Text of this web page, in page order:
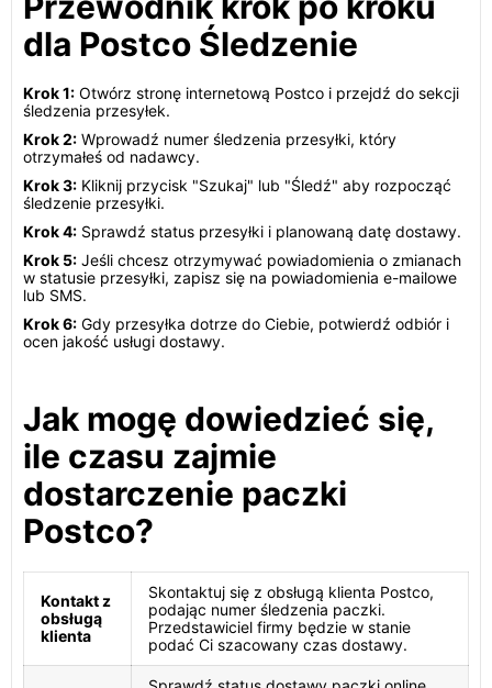
dla Postco Śledzenie
Krok 1: Otwórz stronę internetową Postco i przejdź do sekcji
śledzenia przesyłek.
Krok 2: Wprowadź numer śledzenia przesyłki, który
otrzymałeś od nadawcy.
Krok 3: Kliknij przycisk "Szukaj" lub "Śledź" aby rozpocząć
śledzenie przesyłki.
Krok 4: Sprawdź status przesyłki i planowaną datę dostawy.
Krok 5: Jeśli chcesz otrzymywać powiadomienia o zmianach
w statusie przesyłki, zapisz się na powiadomienia e-mailowe
lub SMS.
Krok 6: Gdy przesyłka dotrze do Ciebie, potwierdź odbiór i
ocen jakość usługi dostawy.
Jak mogę dowiedzieć się,
ile czasu zajmie
dostarczenie paczki
Postco?
Kontakt z
obsługą
klienta
Skontaktuj się z obsługą klienta Postco,
podając numer śledzenia paczki.
Przedstawiciel firmy będzie w stanie
podać Ci szacowany czas dostawy.